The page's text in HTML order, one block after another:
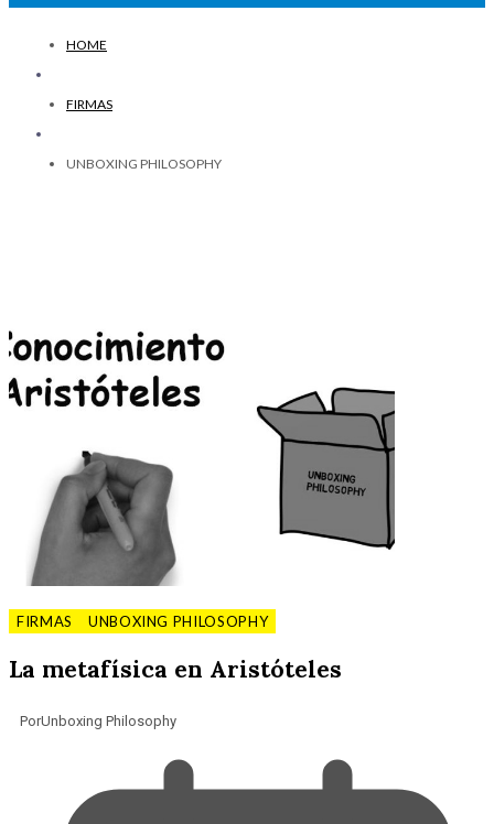
HOME
FIRMAS
UNBOXING PHILOSOPHY
FIRMAS UNBOXING PHILOSOPHY
La metafísica en Aristóteles
PorUnboxing Philosophy